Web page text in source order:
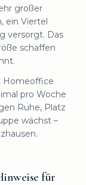
großer
ein Viertel
versorgt. Das
schaffen
Homeoffice
pro Woche
Ruhe, Platz
wächst –
für